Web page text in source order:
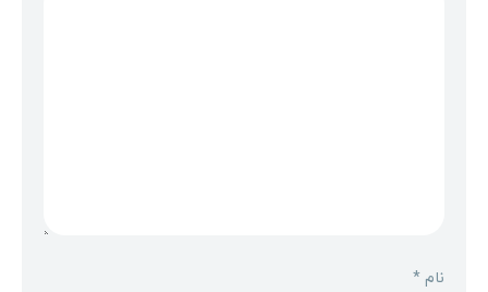
نام*